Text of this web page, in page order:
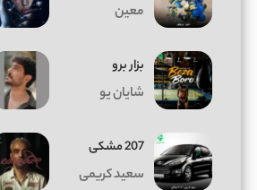
معین
بزار برو
شایان یو
207 مشکی
سعید کریمی